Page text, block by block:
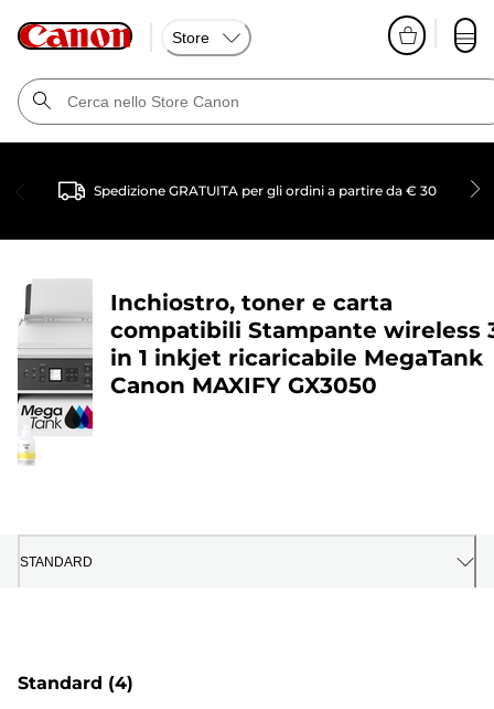
Store
Spedizione GRATUITA per gli ordini a partire da € 30
Inchiostro, toner e carta
compatibili Stampante wireless
in 1 inkjet ricaricabile MegaTank
Canon MAXIFY GX3050
STANDARD
Standard (4)